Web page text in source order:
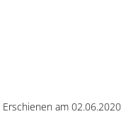
Erschienen am 02.06.2020